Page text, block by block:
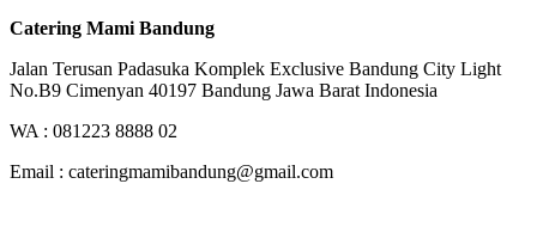
Catering Mami Bandung
Jalan Terusan Padasuka Komplek Exclusive Bandung City Light
No.B9 Cimenyan 40197 Bandung Jawa Barat Indonesia
WA : 081223 8888 02
Email : cateringmamibandung@gmail.com